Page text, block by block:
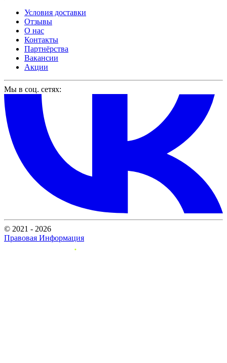
Условия доставки
Отзывы
О нас
Контакты
Партнёрства
Вакансии
Акции
Мы в соц. сетях:
© 2021 - 2026
Правовая Информация